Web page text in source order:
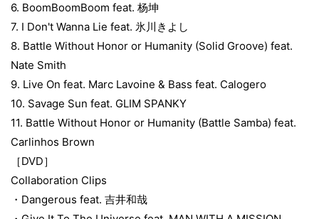
6. BoomBoomBoom feat. 杨坤
7. I Don't Wanna Lie feat. 氷川きよし
8. Battle Without Honor or Humanity (Solid Groove) feat.
Nate Smith
9. Live On feat. Marc Lavoine & Bass feat. Calogero
10. Savage Sun feat. GLIM SPANKY
11. Battle Without Honor or Humanity (Battle Samba) feat.
Carlinhos Brown
［DVD］
Collaboration Clips
・Dangerous feat. 吉井和哉